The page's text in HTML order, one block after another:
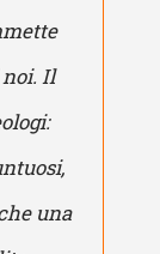
Il
una